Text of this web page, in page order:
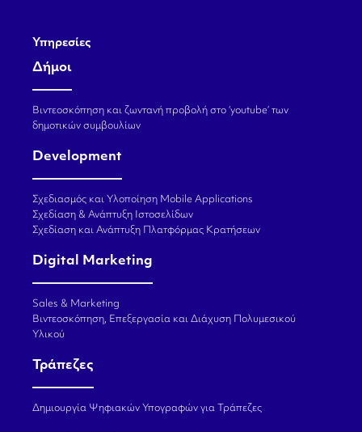
Υπηρεσίες
Δήμοι
Βιντεοσκόπηση και ζωντανή προβολή στο ‘youtube’ των
δημοτικών συμβουλίων
Development
Σχεδιασμός και Υλοποίηση Mobile Applications
Σχεδίαση & Ανάπτυξη Ιστοσελίδων
Σχεδίαση και Ανάπτυξη Πλατφόρμας Κρατήσεων
Digital Marketing
Sales & Marketing
Βιντεοσκόπηση, Επεξεργασία και Διάχυση Πολυμεσικού
Υλικού
Τράπεζες
Δημιουργία Ψηφιακών Υπογραφών για Τράπεζες